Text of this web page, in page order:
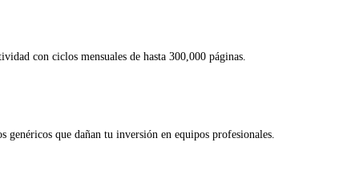
con ciclos mensuales de hasta 300,000 páginas.
que dañan tu inversión en equipos profesionales.